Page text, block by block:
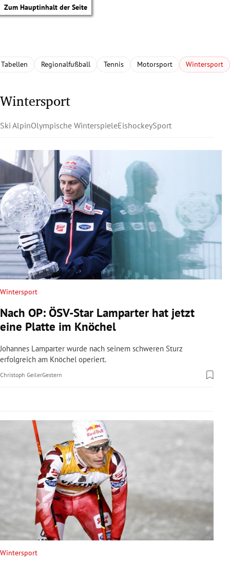
Zum Hauptinhalt der Seite
Untermenü
Untermenü
Untermenü
Untermenü
Untermenü
Untermenü
Untermenü
Tabellen Regionalfußball Tennis Motorsport Wintersport
Wintersport
Ski AlpinOlympische WinterspieleEishockeySport
Wintersport
Nach OP: ÖSV-Star Lamparter hat jetzt
eine Platte im Knöchel
Johannes Lamparter wurde nach seinem schweren Sturz
erfolgreich am Knöchel operiert.
Christoph GeilerGestern
Wintersport